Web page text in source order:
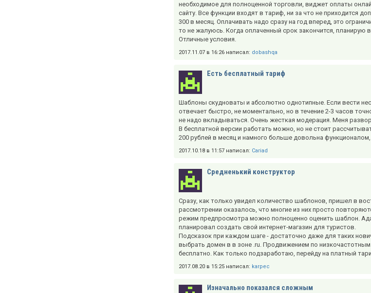
необходимое для полноценной торговли, виджет оплаты
сайту. Все функции входят в тариф, ни за что не приходится
300 в месяц. Оплачивать надо сразу на год вперед, это
то не жалуюсь. Когда оплаченный срок закончится, планирую
Отличные условия.
2017.11.07 в 16:26 написал: dobashqa
Есть бесплатный тариф
Шаблоны скудноваты и абсолютно однотипные. Если вести
отвечает быстро, не моментально, но в течение 2-3 часов
не надо вкладываться. Очень жесткая модерация. Меня
В бесплатной версии работать можно, но не стоит
200 рублей в месяц и намного больше довольна
2017.10.18 в 11:57 написал: Cariad
Средненький конструктор
Сразу, как только увидел количество шаблонов, пришел в
рассмотрении оказалось, что многие из них просто
режим предпросмотра можно полноценно оценить шаблон.
планировал создать свой интернет-магазин для туристов.
Подсказок при каждом шаге - достаточно даже для таких
выбрать домен в в зоне .ru. Продвижением по
бесплатно. Как только подзаработаю, перейду на платный
2017.08.20 в 15:25 написал: karpec
Изначально показался сложным